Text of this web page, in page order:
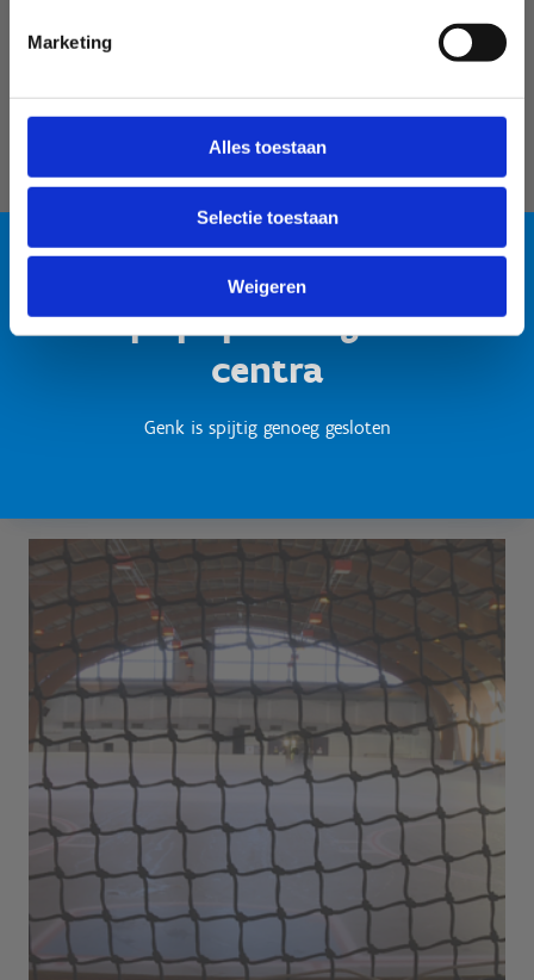
Marketing
Alles toestaan
Selectie toestaan
Weigeren
Test popup titel gesloten
centra
Genk is spijtig genoeg gesloten